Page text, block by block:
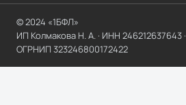
© 2024 «1БФЛ»
ИП Колмакова Н. А. · ИНН 246212637643 ·
ОГРНИП 323246800172422